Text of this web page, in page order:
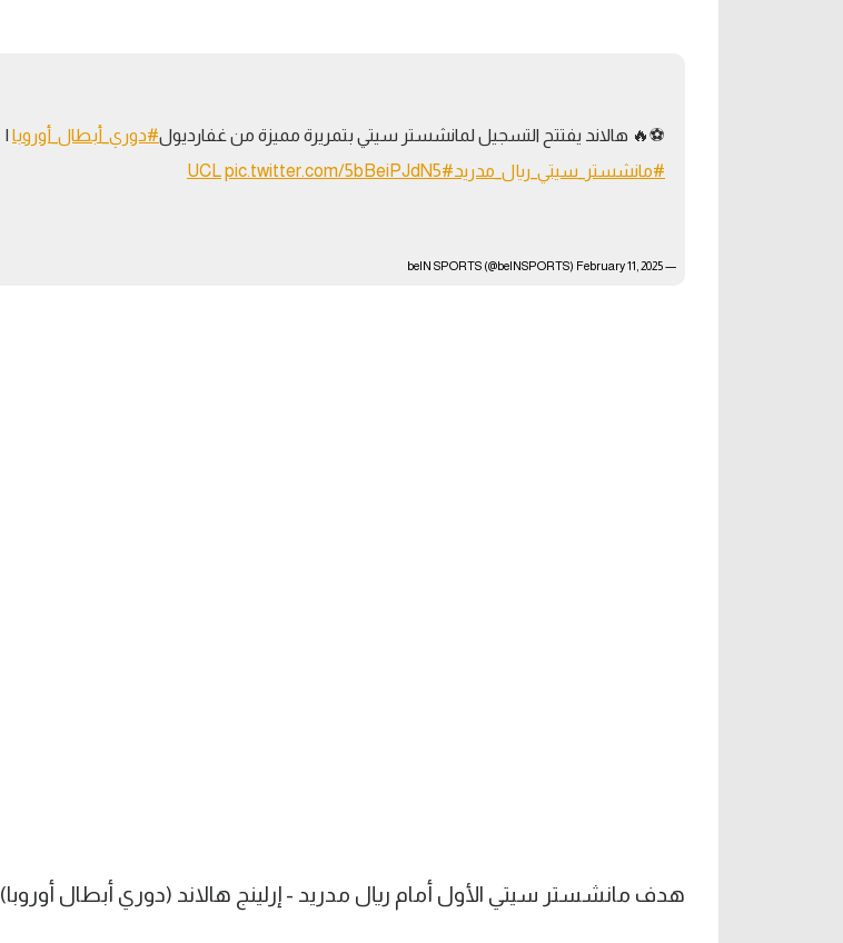
دوري أبطال إفريقيا
رياضات أخرى
⚽️🔥 هالاند يفتتح التسجيل لمانشستر سيتي بتمريرة مميزة من غفارديول#دوري_أبطال_أوروبا |
#مانشستر_سيتي_ريال_مدريد#UCL
pic.twitter.com/5bBeiPJdN5
— beIN SPORTS (@beINSPORTS)
February 11, 2025
هدف مانشستر سيتي الأول أمام ريال مدريد - إرلينج هالاند (دوري أبطال أوروبا)